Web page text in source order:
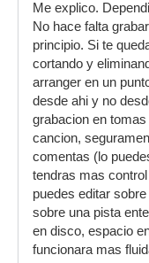
Me explico.
No hace falta
principio. Si te
cortando y
arranger en un
desde ahi y no
grabacion en
cancion,
comentas (lo
tendras mas
puedes editar
sobre una pista
en disco, espacio
funcionara mas